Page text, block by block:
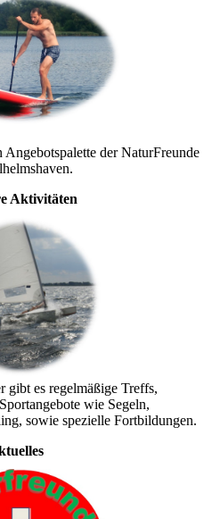
der NaturFreunde
Aktivitäten
gibt es regelmäßige Treffs,
wie Segeln,
sowie spezielle Fortbildungen.